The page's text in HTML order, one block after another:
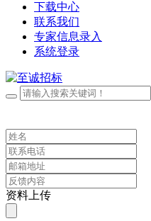
下载中心
联系我们
专家信息录入
系统登录
资料上传